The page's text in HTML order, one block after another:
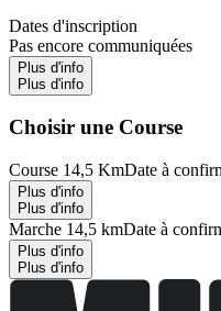
Dates d'inscription
Pas encore communiquées
Plus d'info
Plus d'info
Choisir une Course
Course 14,5 KmDate à
Plus d'info
Plus d'info
Marche 14,5 kmDate à
Plus d'info
Plus d'info